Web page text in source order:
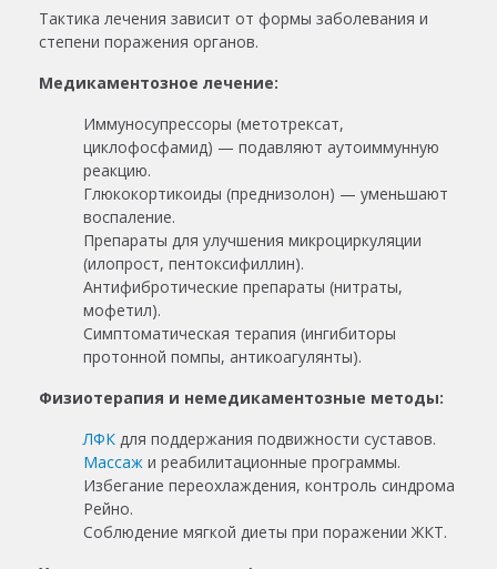
Тактика лечения зависит от формы заболевания и
степени поражения органов.
Медикаментозное лечение:
Иммуносупрессоры (метотрексат,
циклофосфамид) — подавляют аутоиммунную
реакцию.
Глюкокортикоиды (преднизолон) — уменьшают
воспаление.
Препараты для улучшения микроциркуляции
(илопрост, пентоксифиллин).
Антифибротические препараты (нитраты,
мофетил).
Симптоматическая терапия (ингибиторы
протонной помпы, антикоагулянты).
Физиотерапия и немедикаментозные методы:
ЛФК для поддержания подвижности суставов.
Массаж и реабилитационные программы.
Избегание переохлаждения, контроль синдрома
Рейно.
Соблюдение мягкой диеты при поражении ЖКТ.